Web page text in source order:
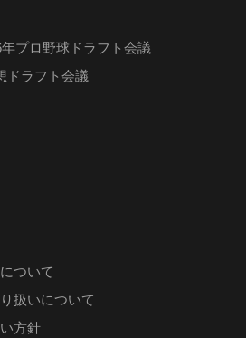
プロ野球ドラフト会議
ドラフト会議
ついて
扱いについて
方針